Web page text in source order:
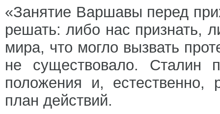
«Занятие Варшавы перед
решать: либо нас признать,
мира, что могло вызвать
не существовало. Сталин
положения и, естественно,
план действий.